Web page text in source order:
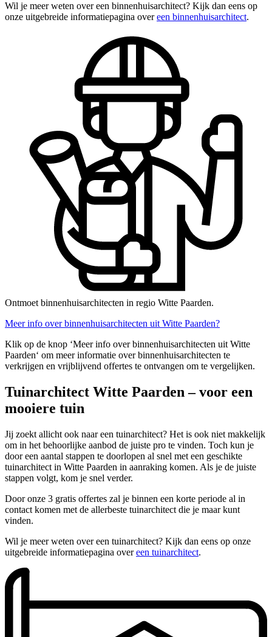
Wil je meer weten over een binnenhuisarchitect? Kijk dan eens op
onze uitgebreide informatiepagina overeen binnenhuisarchitect.
Ontmoet binnenhuisarchitecten in regio Witte Paarden.
Meer info over binnenhuisarchitecten uit Witte Paarden?
Klik op de knop ‘Meer info over binnenhuisarchitecten uit Witte
Paarden‘ om meer informatie over binnenhuisarchitecten te
verkrijgen en vrijblijvend offertes te ontvangen om te vergelijken.
Tuinarchitect Witte Paarden – voor een
mooiere tuin
Jij zoekt allicht ook naar een tuinarchitect? Het is ook niet makkelijk
om in het behoorlijke aanbod de juiste pro te vinden. Toch kun je
door een aantal stappen te doorlopen al snel met een geschikte
tuinarchitect in Witte Paarden in aanraking komen. Als je de juiste
stappen volgt, kom je snel verder.
Door onze 3 gratis offertes zal je binnen een korte periode al in
contact komen met de allerbeste tuinarchitect die je maar kunt
vinden.
Wil je meer weten over een tuinarchitect? Kijk dan eens op onze
uitgebreide informatiepagina overeen tuinarchitect.